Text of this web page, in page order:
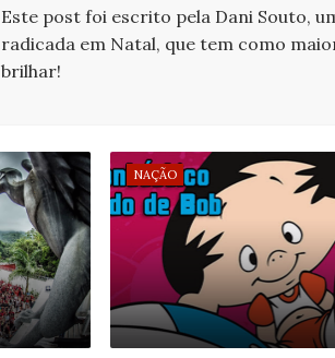
Este post foi escrito pela Dani Souto,
radicada em Natal, que tem como
brilhar!
NAÇÃO